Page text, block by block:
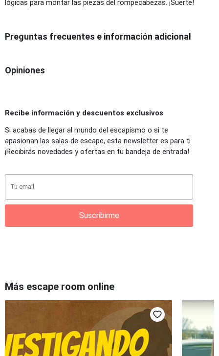
lógicas para montar las piezas del rompecabezas. ¡Suerte!
Preguntas frecuentes e información adicional
Opiniones
Recibe información y descuentos exclusivos
Si acabas de llegar al mundo del escapismo o si te
apasionan las salas de escape, esta newsletter es para ti
¡Recibirás novedades y ofertas en tu bandeja de entrada!
Suscribirme
Más escape room online